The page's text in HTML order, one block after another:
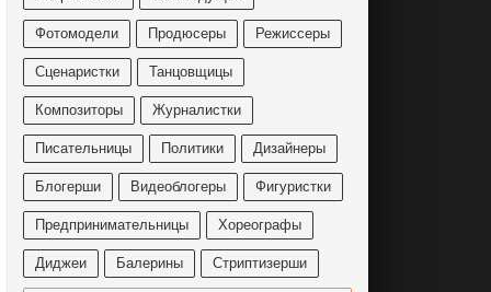
Фотомодели Продюсеры Режиссеры
Сценаристки Танцовщицы
Композиторы Журналистки
Писательницы Политики Дизайнеры
Блогерши Видеоблогеры Фигуристки
Предпринимательницы Хореографы
Диджеи Балерины Стриптизерши